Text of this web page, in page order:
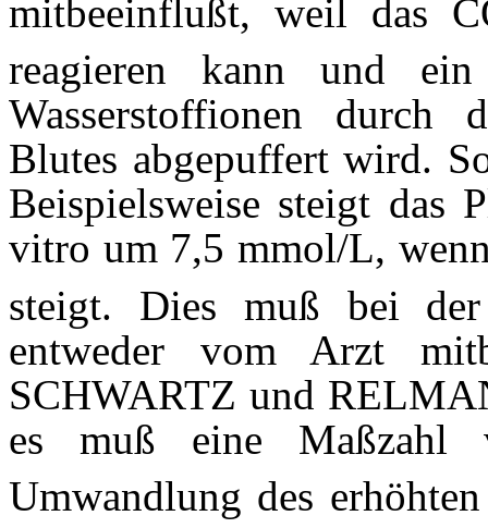
mitbeeinflußt, weil das
reagieren kann und
Wasserstoffionen durch
Blutes abgepuffert wird.
Beispielsweise steigt das
vitro um 7,5 mmol/L,
steigt. Dies muß bei der
entweder vom Arzt
SCHWARTZ und
es muß eine Maßzahl
Umwandlung des